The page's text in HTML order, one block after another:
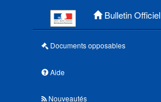
Bulletin Officiel
Documents opposables
Aide
Nouveautés